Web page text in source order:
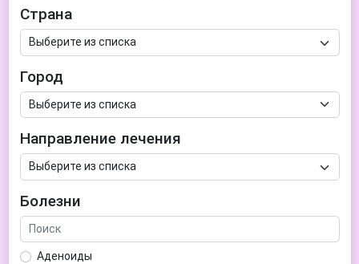
Страна
Город
Направление лечения
Болезни
Аденоиды